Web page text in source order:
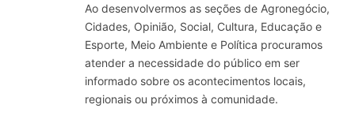
Ao desenvolvermos as seções de Agronegócio,
Cidades, Opinião, Social, Cultura, Educação e
Esporte, Meio Ambiente e Política procuramos
atender a necessidade do público em ser
informado sobre os acontecimentos locais,
regionais ou próximos à comunidade.